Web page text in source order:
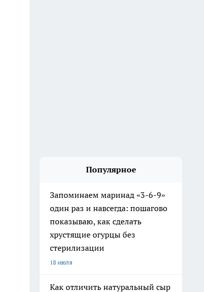
Популярное
Запоминаем маринад «3-6-9»
один раз и навсегда: пошагово
показываю, как сделать
хрустящие огурцы без
стерилизации
18 июля
Как отличить натуральный сыр